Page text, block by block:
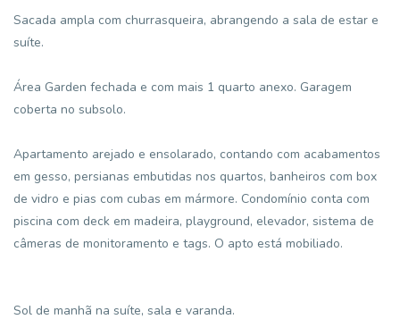
Sacada ampla com churrasqueira, abrangendo a sala de estar e
suíte.
Área Garden fechada e com mais 1 quarto anexo. Garagem
coberta no subsolo.
Apartamento arejado e ensolarado, contando com acabamentos
em gesso, persianas embutidas nos quartos, banheiros com box
de vidro e pias com cubas em mármore. Condomínio conta com
piscina com deck em madeira, playground, elevador, sistema de
câmeras de monitoramento e tags. O apto está mobiliado.
Sol de manhã na suíte, sala e varanda.